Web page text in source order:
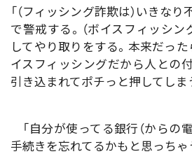
「（フィッシング詐欺は）いきな
で警戒する。（ボイスフィッシン
してやり取りをする。本来だった
イスフィッシングだから人との
引き込まれてポチっと押してしまう
「自分が使ってる銀行（からの
手続きを忘れてるかもと思っちゃう